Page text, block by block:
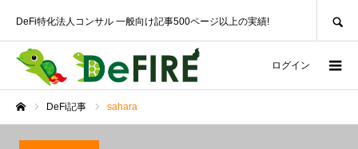
DeFi特化法人コンサル 一般向け記事500ページ以上の実績!
ログイン
DeFi記事 sahara